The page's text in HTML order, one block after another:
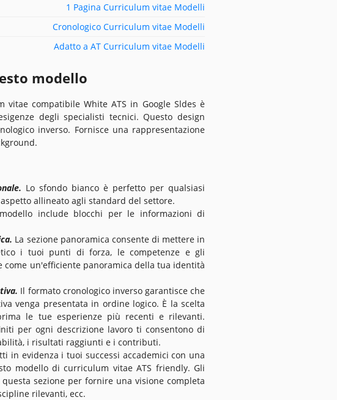
1 Pagina Curriculum vitae Modelli
Cronologico Curriculum vitae Modelli
Adatto a AT Curriculum vitae Modelli
modello
compatibile White ATS in Google Sldes è
degli specialisti tecnici. Questo design
inverso. Fornisce una rappresentazione
Lo sfondo bianco è perfetto per qualsiasi
allineato agli standard del settore.
include blocchi per le informazioni di
La sezione panoramica consente di mettere in
i tuoi punti di forza, le competenze e gli
come un'efficiente panoramica della tua identità
Il formato cronologico inverso garantisce che
venga presentata in ordine logico. È la scelta
le tue esperienze più recenti e rilevanti.
per ogni descrizione lavoro ti consentono di
i risultati raggiunti e i contributi.
in evidenza i tuoi successi accademici con una
modello di curriculum vitae ATS friendly. Gli
sezione per fornire una visione completa
rilevanti, ecc.